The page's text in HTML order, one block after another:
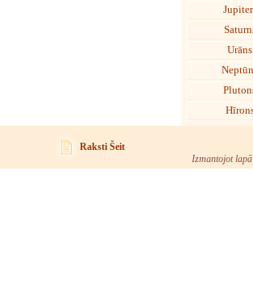
Urāns
Raksti Šeit
Izmantojot